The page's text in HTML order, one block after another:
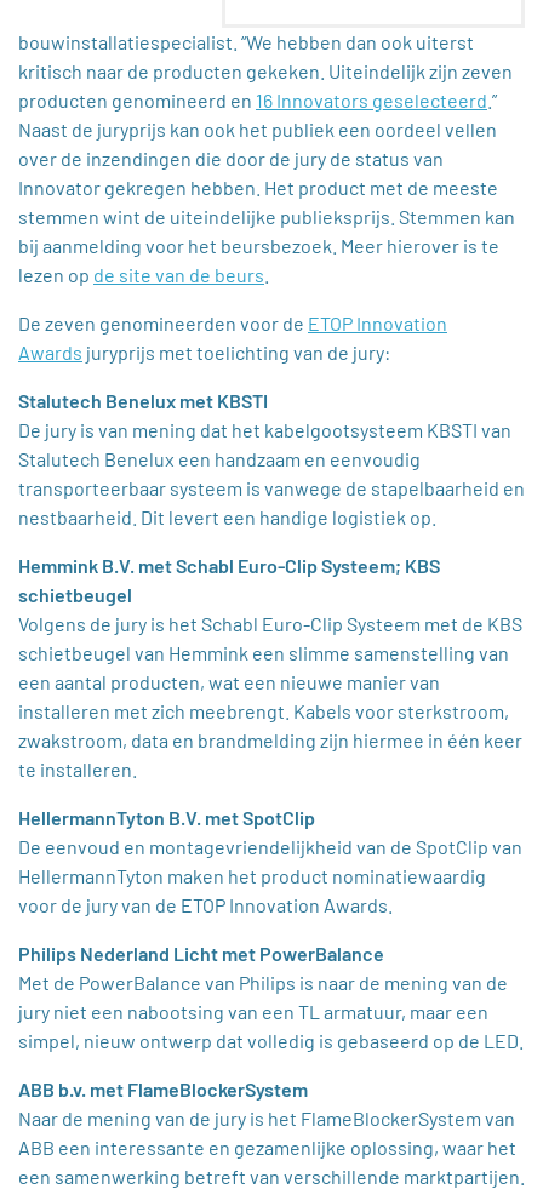
bouwinstallatiespecialist. “We hebben dan ook uiterst
kritisch naar de producten gekeken. Uiteindelijk zijn zeven
producten genomineerd en 16 Innovators geselecteerd .”
Naast de juryprijs kan ook het publiek een oordeel vellen
over de inzendingen die door de jury de status van
Innovator gekregen hebben. Het product met de meeste
stemmen wint de uiteindelijke publieksprijs. Stemmen kan
bij aanmelding voor het beursbezoek. Meer hierover is te
lezen op de site van de beurs
De zeven genomineerden voor de ETOP Innovation
Awards juryprijs met toelichting van de jury:
Stalutech Benelux met KBSTI
De jury is van mening dat het kabelgootsysteem KBSTI van
Stalutech Benelux een handzaam en eenvoudig
transporteerbaar systeem is vanwege de stapelbaarheid en
nestbaarheid. Dit levert een handige logistiek op.
Hemmink B.V. met Schabl Euro-Clip Systeem; KBS
schietbeugel
Volgens de jury is het Schabl Euro-Clip Systeem met de KBS
schietbeugel van Hemmink een slimme samenstelling van
een aantal producten, wat een nieuwe manier van
installeren met zich meebrengt. Kabels voor sterkstroom,
zwakstroom, data en brandmelding zijn hiermee in één keer
te installeren.
HellermannTyton B.V. met SpotClip
De eenvoud en montagevriendelijkheid van de SpotClip van
HellermannTyton maken het product nominatiewaardig
voor de jury van de ETOP Innovation Awards.
Philips Nederland Licht met PowerBalance
Met de PowerBalance van Philips is naar de mening van de
jury niet een nabootsing van een TL armatuur, maar een
simpel, nieuw ontwerp dat volledig is gebaseerd op de LED.
ABB b.v. met FlameBlockerSystem
Naar de mening van de jury is het FlameBlockerSystem van
ABB een interessante en gezamenlijke oplossing, waar het
een samenwerking betreft van verschillende marktpartijen.